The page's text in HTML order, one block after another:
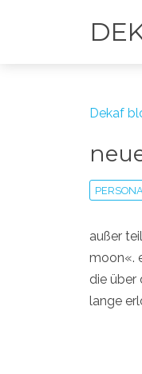
Dekaf
außer
moon«.
die über
lange